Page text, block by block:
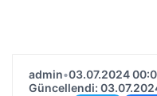
admin•03.07.2024
Güncellendi: